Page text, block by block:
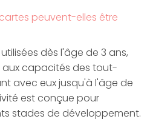
peuvent-elles être
dès l'âge de 3 ans,
capacités des tout-
avec eux jusqu'à l'âge de
est conçue pour
stades de développement.